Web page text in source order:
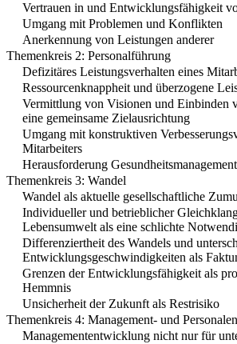
Vertrauen in und Entwicklungsfähigkeit
Umgang mit Problemen und Konflikten
Anerkennung von Leistungen anderer
Themenkreis 2: Personalführung
Defizitäres Leistungsverhalten eines
Ressourcenknappheit und überzogene
Vermittlung von Visionen und Einbinden
eine gemeinsame Zielausrichtung
Umgang mit konstruktiven
Mitarbeiters
Herausforderung Gesundheitsmanagement
Themenkreis 3: Wandel
Wandel als aktuelle gesellschaftliche
Individueller und betrieblicher
Lebensumwelt als eine schlichte
Differenziertheit des Wandels und
Entwicklungsgeschwindigkeiten als
Grenzen der Entwicklungsfähigkeit als
Hemmnis
Unsicherheit der Zukunft als Restrisiko
Themenkreis 4: Management- und
Managemententwicklung nicht nur für